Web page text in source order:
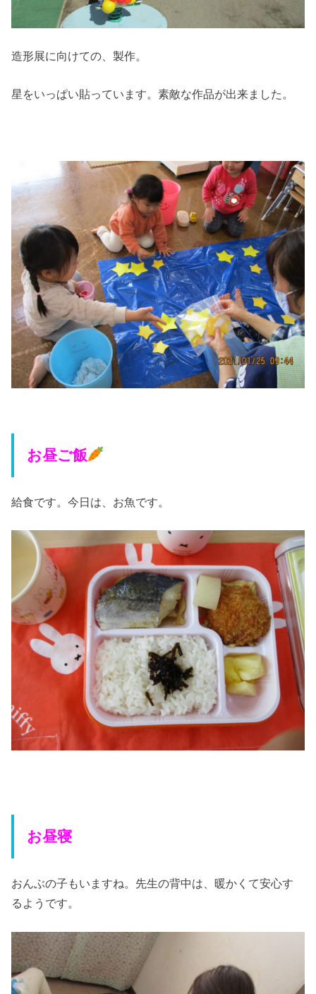
造形展に向けての、製作。
星をいっぱい貼っています。素敵な作品が出来ました。
お昼ご飯
給食です。今日は、お魚です。
お昼寝
おんぶの子もいますね。先生の背中は、暖かくて安心す
るようです。